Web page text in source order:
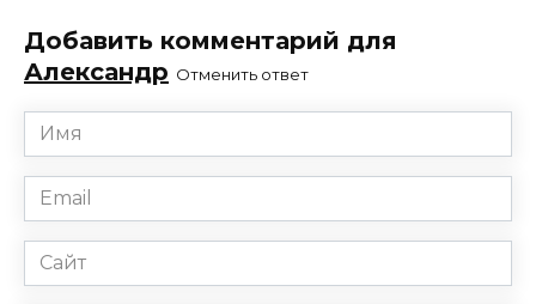
Добавить комментарий для
Александр Отменить ответ
Имя
*
Email
*
Сайт